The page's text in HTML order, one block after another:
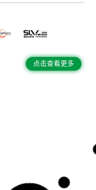
点击查看更多